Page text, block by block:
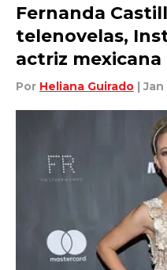
Fernanda
telenovelas,
actriz mexicana
Por Heliana Guirado | Jan